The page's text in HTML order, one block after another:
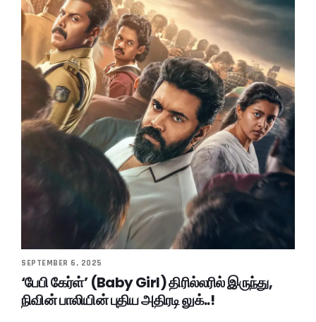
SEPTEMBER 6, 2025
‘பேபி கேர்ள்’ (Baby Girl) திரில்லரில் இருந்து,
நிவின் பாலியின் புதிய அதிரடி லுக்..!